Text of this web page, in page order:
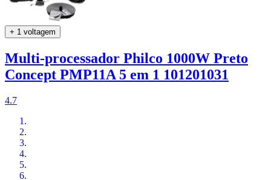
+ 1 voltagem
Multi-processador Philco 1000W Preto
Concept PMP11A 5 em 1 101201031
4.7